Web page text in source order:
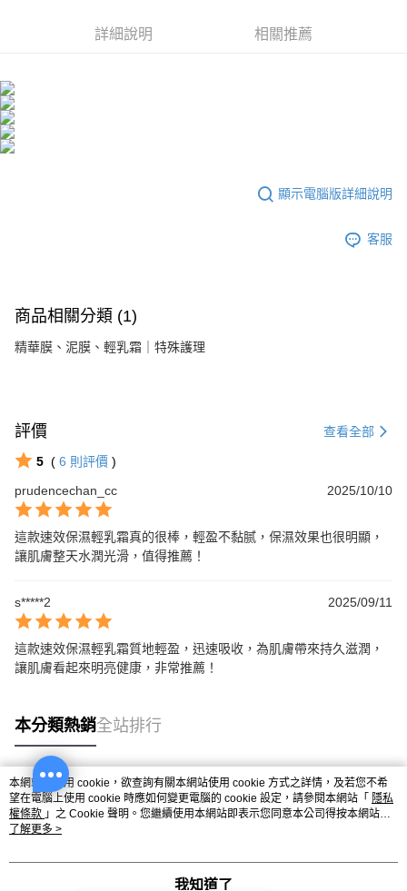
詳細說明 相關推薦
顯示電腦版詳細說明
客服
商品相關分類 (1)
精華膜、泥膜、輕乳霜｜特殊護理
評價 查看全部
5 ( 6 則評價 )
prudencechan_cc
2025/10/10
這款速效保濕輕乳霜真的很棒，輕盈不黏腻，保濕效果也很明顯，
讓肌膚整天水潤光滑，值得推薦！
s*****2 2025/09/11
這款速效保濕輕乳霜質地輕盈，迅速吸收，為肌膚帶來持久滋潤，
讓肌膚看起來明亮健康，非常推薦！
本分類熱銷全站排行
熱門標籤
本網站中使用 cookie，欲查詢有關本網站使用 cookie 方式之詳情，及若您不希
望在電腦上使用 cookie 時應如何變更電腦的 cookie 設定，請參閱本網站「 隱私
權條款 」之 Cookie 聲明。您繼續使用本網站即表示您同意本公司得按本網站使
用條款之 Cookie 聲明使用 cookie。
了解更多 >
我知道了